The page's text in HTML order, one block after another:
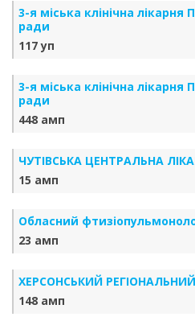
3-я міська клінічна лікарня
ради
117 уп
3-я міська клінічна лікарня
ради
448 амп
ЧУТІВСЬКА ЦЕНТРАЛЬНА
15 амп
Обласний
23 амп
ХЕРСОНСЬКИЙ
148 амп